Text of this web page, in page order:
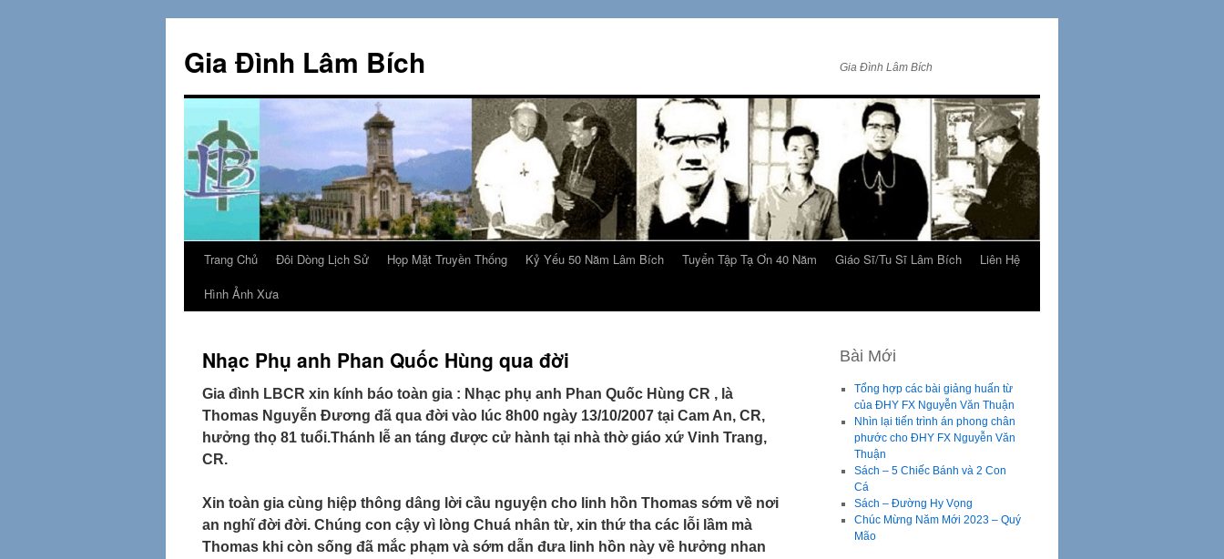
content
Gia Đình Lâm Bích Gia Đình Lâm Bích
Trang Chủ Đôi Dòng Lịch Sử Họp Mặt Truyền Thống Kỷ Yếu 50 Năm Lâm Bích Tuyển Tập Tạ Ơn 40 Năm Giáo Sĩ/Tu Sĩ Lâm Bích
Liên Hệ
Hình Ảnh Xưa
Nhạc Phụ anh Phan Quốc Hùng qua đời
Gia đình LBCR xin kính báo toàn gia : Nhạc phụ anh Phan Quốc Hùng CR , là
Thomas Nguyễn Đương đã qua đời vào lúc 8h00 ngày 13/10/2007 tại Cam An, CR,
hưởng thọ 81 tuổi.Thánh lễ an táng được cử hành tại nhà thờ giáo xứ Vinh Trang,
CR.
Xin toàn gia cùng hiệp thông dâng lời cầu nguyện cho linh hồn Thomas sớm về nơi
an nghĩ đời đời. Chúng con cậy vì lòng Chuá nhân từ, xin thứ tha các lỗi lầm mà
Thomas khi còn sống đã mắc phạm và sớm dẫn đưa linh hồn này về hưởng nhan
Bài Mới
Tổng hợp các bài giảng huấn từ
của ĐHY FX Nguyễn Văn Thuận
Nhìn lại tiến trình án phong chân
phước cho ĐHY FX Nguyễn Văn
Thuận
Sách – 5 Chiếc Bánh và 2 Con
Cá
Sách – Đường Hy Vọng
Chúc Mừng Năm Mới 2023 – Quý
Mão